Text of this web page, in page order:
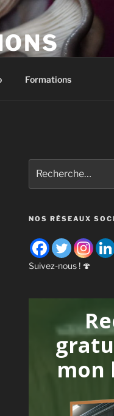
Formations
pour
:
NOS RÉSEAUX
Suivez-nous ! 🍄
mon